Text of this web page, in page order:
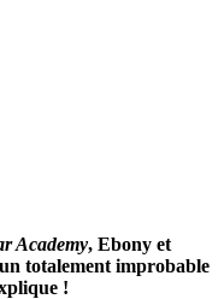
Academy, Ebony et
totalement improbable
!